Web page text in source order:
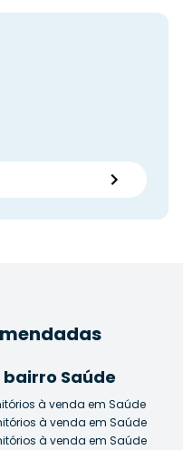
Saúde
à venda em Saúde
à venda em Saúde
à venda em Saúde